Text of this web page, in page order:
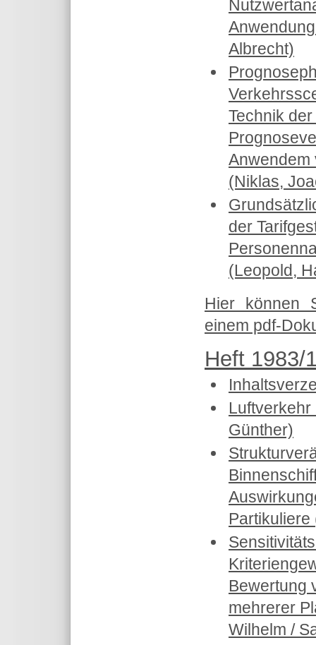
Albrecht)
Technik
Anwendem
(Niklas,
der
(Leopold,
Hier können
einem pdf-
Heft 1983/
Günther)
Bewertung
mehrerer
Wilhelm /